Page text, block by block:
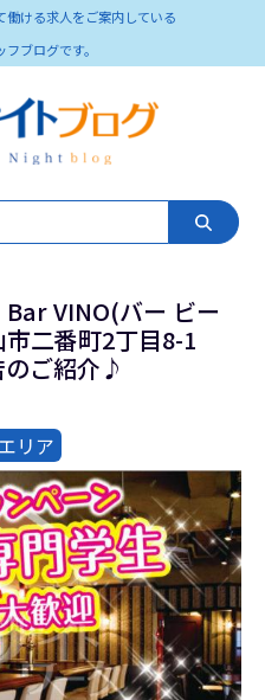
ける求人をご案内している
ブログです。
Bar VINO(バー ビー
二番町2丁目8-1
ご紹介♪
リア